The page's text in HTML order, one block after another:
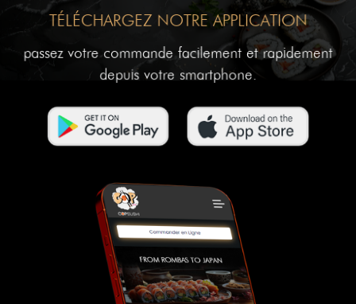
TÉLÉCHARGEZ NOTRE APPLICATION
passez votre commande facilement et rapidement
depuis votre smartphone.